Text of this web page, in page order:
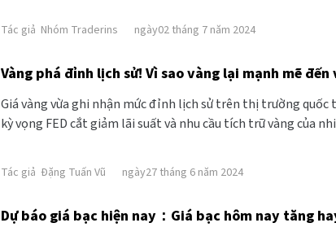
Tác giả Nhóm Traderins ngày02 tháng 7 năm 2024
Vàng phá đỉnh lịch sử! Vì sao vàng lại mạnh mẽ
Giá vàng vừa ghi nhận mức đỉnh lịch sử trên thị trường
kỳ vọng FED cắt giảm lãi suất và nhu cầu tích trữ vàng của
Tác giả Đặng Tuấn Vũ ngày27 tháng 6 năm 2024
Dự báo giá bạc hiện nay：Giá bạc hôm nay tăng